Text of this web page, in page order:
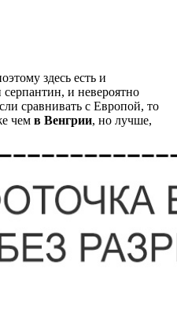
здесь есть и
серпантин, и невероятно
сравнивать с Европой, то
чем в Венгрии, но лучше,